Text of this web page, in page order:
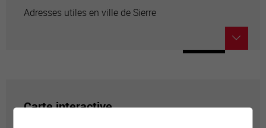
Adresses utiles en ville de Sierre
Carte interactive